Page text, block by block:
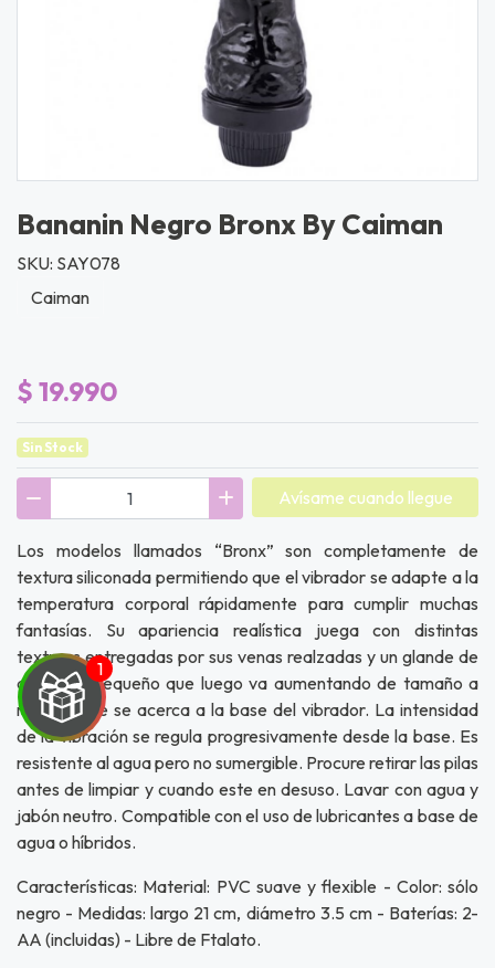
correo y
por
Bananin Negro Bronx By Caiman
SKU: SAY078
Caiman
$ 19.990
Sin Stock
Avísame cuando llegue
Los modelos llamados “Bronx” son completamente de
textura siliconada permitiendo que el vibrador se adapte a la
temperatura corporal rápidamente para cumplir muchas
fantasías. Su apariencia realística juega con distintas
texturas entregadas por sus venas realzadas y un glande de
diámetro pequeño que luego va aumentando de tamaño a
medida que se acerca a la base del vibrador. La intensidad
de la vibración se regula progresivamente desde la base. Es
resistente al agua pero no sumergible. Procure retirar las pilas
antes de limpiar y cuando este en desuso. Lavar con agua y
jabón neutro. Compatible con el uso de lubricantes a base de
agua o híbridos.
Características: Material: PVC suave y flexible - Color: sólo
negro - Medidas: largo 21 cm, diámetro 3.5 cm - Baterías: 2-
AA (incluidas) - Libre de Ftalato.